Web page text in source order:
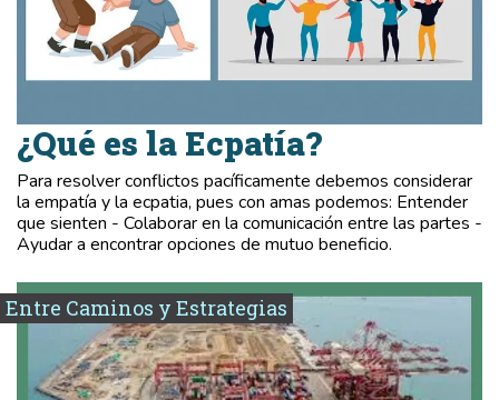
¿Qué es la Ecpatía?
Para resolver conflictos pacíficamente debemos considerar
la empatía y la ecpatia, pues con amas podemos: Entender
que sienten - Colaborar en la comunicación entre las partes -
Ayudar a encontrar opciones de mutuo beneficio.
Entre Caminos y Estrategias